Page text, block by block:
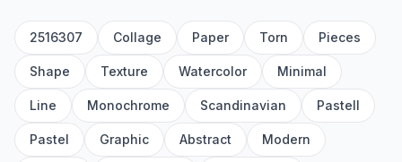
2516307 Collage Paper Torn Pieces
Shape Texture Watercolor Minimal
Line Monochrome Scandinavian Pastell
Pastel Graphic Abstract Modern